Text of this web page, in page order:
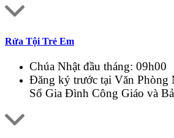
Rửa Tội Trẻ Em
Chúa Nhật đầu tháng: 09h00
Đăng ký trước tại Văn Phòng
Sổ Gia Đình Công Giáo và